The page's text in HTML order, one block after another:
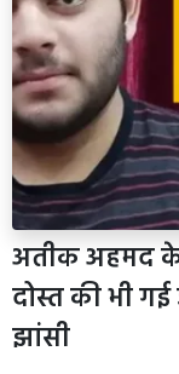
अतीक अहमद
दोस्त की भी
झांसी